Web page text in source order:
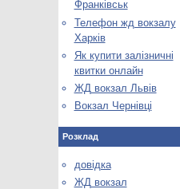
Франківськ
Телефон жд вокзалу
Харків
Як купити залізничні
квитки онлайн
ЖД вокзал Львів
Вокзал Чернівці
Розклад
довідка
ЖД вокзал